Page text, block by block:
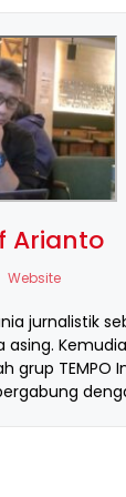
Arianto
Website
jurnalistik
asing.
grup TEMPO